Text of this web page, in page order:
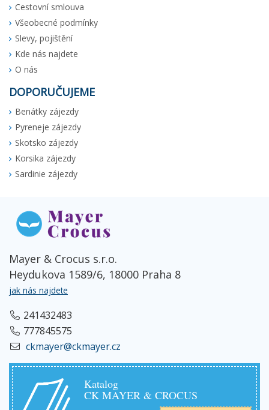
Cestovní smlouva
Všeobecné podmínky
Slevy, pojištění
Kde nás najdete
O nás
DOPORUČUJEME
Benátky zájezdy
Pyreneje zájezdy
Skotsko zájezdy
Korsika zájezdy
Sardinie zájezdy
Mayer & Crocus s.r.o.
Heydukova 1589/6, 18000 Praha 8
jak nás najdete
241432483
777845575
ckmayer@ckmayer.cz
Katalog
CK MAYER & CROCUS